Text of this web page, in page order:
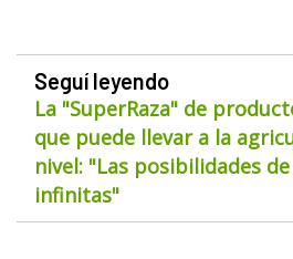
Seguí leyendo
La "SuperRaza" de
que puede llevar a la
nivel: "Las posibilidades
infinitas"